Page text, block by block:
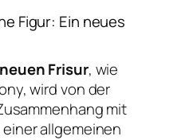
Figur: Ein neues
neuen Frisur, wie
wird von der
mit
allgemeinen